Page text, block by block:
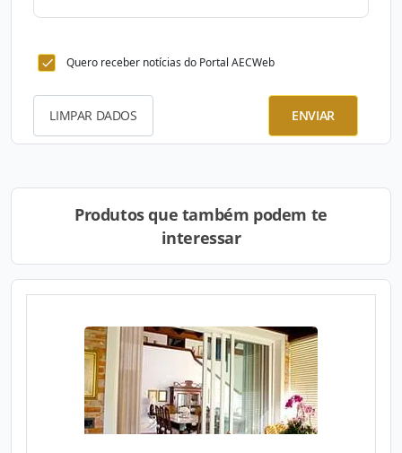
Quero receber notícias do Portal AECWeb
LIMPAR DADOS ENVIAR
Produtos que também podem te
interessar